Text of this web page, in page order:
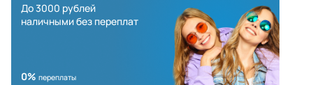
До 3000 рублей
наличными без переплат
0% переплаты